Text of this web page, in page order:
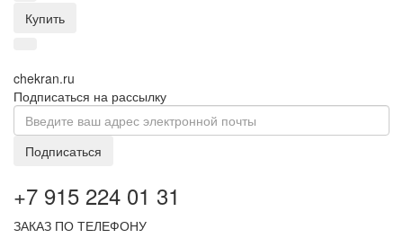
Купить
chekran.ru
Подписаться на рассылку
Подписаться
+7 915 224 01 31
ЗАКАЗ ПО ТЕЛЕФОНУ